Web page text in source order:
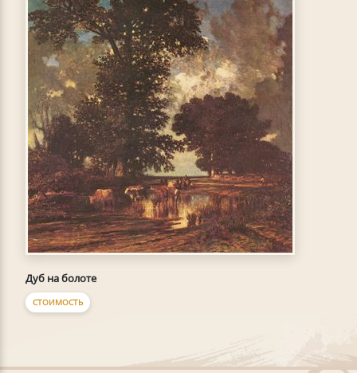
Дуб на болоте
СТОИМОСТЬ